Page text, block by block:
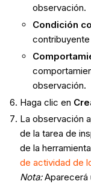
observación.
Condición
observación.
Haga clic en
La observación
de la tarea de
de la
de actividad de
Nota:Aparecerá